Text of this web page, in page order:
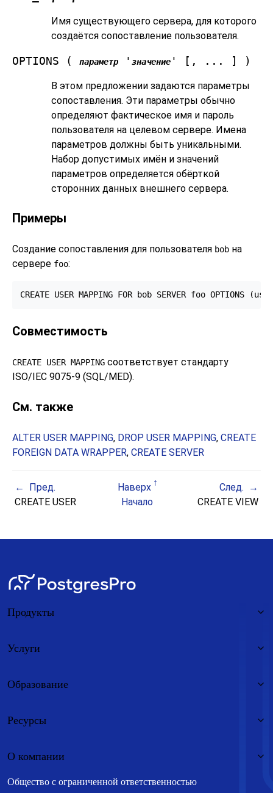
Имя существующего сервера, для которого
создаётся сопоставление пользователя.
OPTIONS ( параметр ' значение ' [, ... ] )
В этом предложении задаются параметры
сопоставления. Эти параметры обычно
определяют фактическое имя и пароль
пользователя на целевом сервере. Имена
параметров должны быть уникальными.
Набор допустимых имён и значений
параметров определяется обёрткой
сторонних данных внешнего сервера.
Примеры
Создание сопоставления для пользователя bob на
сервере foo:
CREATE USER MAPPING FOR bob SERVER foo
Совместимость
CREATE USER MAPPING соответствует стандарту
ISO/IEC 9075-9 (SQL/MED).
См. также
ALTER USER MAPPING, DROP USER MAPPING, CREATE
FOREIGN DATA WRAPPER, CREATE SERVER
Пред. Наверх
След.
CREATE USER
Начало CREATE VIEW
Общество с ограниченной ответственностью
Продукты
Услуги
Образование
Ресурсы
О компании